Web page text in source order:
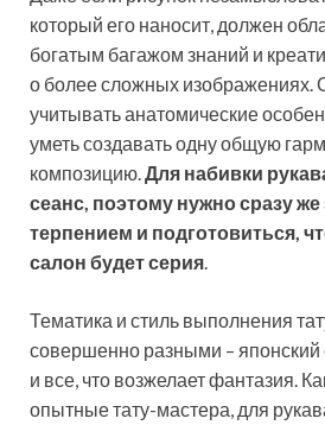
который его наносит, должен
богатым багажом знаний и
о более сложных изображениях.
учитывать анатомические
уметь создавать одну общую
композицию. Для набивки
сеанс, поэтому нужно сразу же
терпением и подготовиться,
салон будет серия
Тематика и стиль выполнения
совершенно разными – японский
и все, что возжелает фантазия.
опытные тату-мастера, для